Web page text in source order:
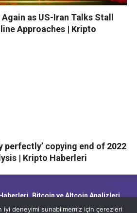
as US-Iran Talks Stall
Approaches | Kripto
perfectly’ copying end of 2022
| Kripto Haberleri
Bitcoin ve Altcoin Analizleri,
ve Piyasa Trendleri
iyi deneyimi sunabilmemiz için çerezleri